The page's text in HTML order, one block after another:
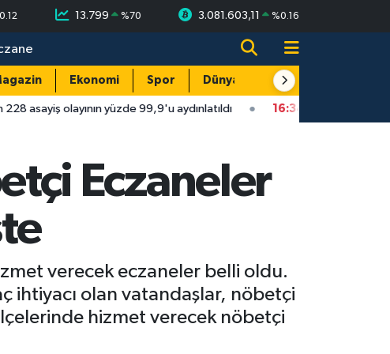
0.12 13.799 %70 3.081.603,11 %0.16
Ekonomi Spor Dünya Resmi Reklamlar
yüzde 99,9'u aydınlatıldı 16:34Isparta'da faytonu sollayan
Eczaneler
verecek eczaneler belli oldu.
ihtiyacı olan vatandaşlar, nöbetçi
hizmet verecek nöbetçi